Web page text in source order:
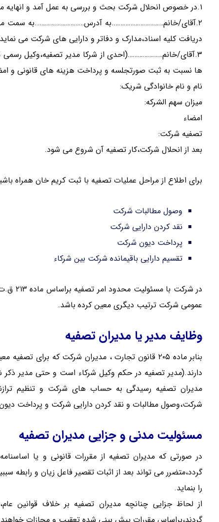
۱.در خصوص انحلال شرکت بحث و بررسی به عمل آمد و انهایه مقرر گردید که شرکت منحل شود.
۲.آقای/خانم………………………….به آدرس………………………..به سمت
دریافت کلیه اسناد،مدارک و دفاتر و دارایی های شرکت می
۳.آقای/خانم…………………(احدی از شرکا مدیر تصفیه،وکیل
ها نسبت به ثبت صورتجلسه و پرداخت هزینه های قانونی و
نام و نام خانوادگی شریک:
میزان سهم الشرکه:
امضاء
تصفیه شرکت:
بعد از انحلال شرکت،کار تصفیه آن شروع می شود.
برای اطلاع از مراحل عملیات تصفیه با ثبت کریم خان همراه
وصول مطالبات شرکت
نقد کردن دارایی شرکت
پرداخت دیون شرکت
تقسیم دارایی باقیمانده شرکت بین شرکاء
در
عمومی شرکت ترتیب دیگری معین کرده باشد.
وظایف مدیر یا مدیران تصفیه
بنابر ماده ۲۰۵ قانون تجارت ، مدیران شرکت که
دارند.(مدیر تصفیه در حکم وکیل شرکاء است و حتی مدیر ذکر
مدیران تصفیه رسیدگی به حساب های شرکت و تنظیم
شرکت،وصول مطالبات و نقد کردن دارایی شرکت و پرداخت
مسئولیت مدنی و جزایی مدیران تصفیه
در صورتی که مدیران تصفیه از مقررات قانونی و یا
گردد،متضرر می تواند بعد از اثبات تقصیر فاعل زیان و رابطه
را بنماید.
از لحاظ جزایی چنانچه مدیران تصفیه بر خلاف قوانین